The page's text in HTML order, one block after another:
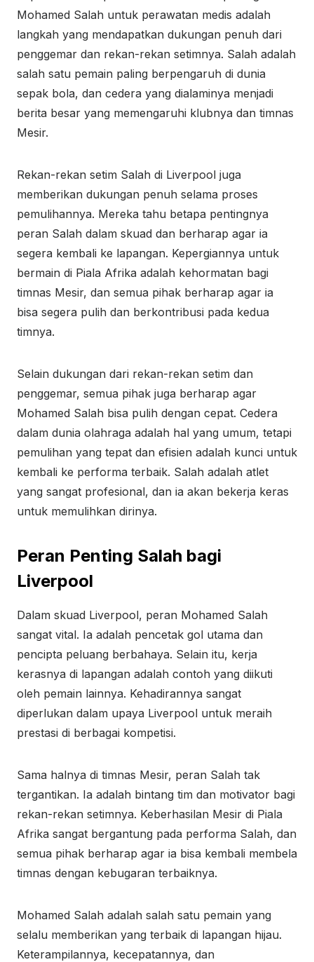
Mohamed Salah untuk perawatan medis adalah
langkah yang mendapatkan dukungan penuh dari
penggemar dan rekan-rekan setimnya. Salah adalah
salah satu pemain paling berpengaruh di dunia
sepak bola, dan cedera yang dialaminya menjadi
berita besar yang memengaruhi klubnya dan timnas
Mesir.
Rekan-rekan setim Salah di Liverpool juga
memberikan dukungan penuh selama proses
pemulihannya. Mereka tahu betapa pentingnya
peran Salah dalam skuad dan berharap agar ia
segera kembali ke lapangan. Kepergiannya untuk
bermain di Piala Afrika adalah kehormatan bagi
timnas Mesir, dan semua pihak berharap agar ia
bisa segera pulih dan berkontribusi pada kedua
timnya.
Selain dukungan dari rekan-rekan setim dan
penggemar, semua pihak juga berharap agar
Mohamed Salah bisa pulih dengan cepat. Cedera
dalam dunia olahraga adalah hal yang umum, tetapi
pemulihan yang tepat dan efisien adalah kunci untuk
kembali ke performa terbaik. Salah adalah atlet
yang sangat profesional, dan ia akan bekerja keras
untuk memulihkan dirinya.
Peran Penting Salah bagi
Liverpool
Dalam skuad Liverpool, peran Mohamed Salah
sangat vital. Ia adalah pencetak gol utama dan
pencipta peluang berbahaya. Selain itu, kerja
kerasnya di lapangan adalah contoh yang diikuti
oleh pemain lainnya. Kehadirannya sangat
diperlukan dalam upaya Liverpool untuk meraih
prestasi di berbagai kompetisi.
Sama halnya di timnas Mesir, peran Salah tak
tergantikan. Ia adalah bintang tim dan motivator bagi
rekan-rekan setimnya. Keberhasilan Mesir di Piala
Afrika sangat bergantung pada performa Salah, dan
semua pihak berharap agar ia bisa kembali membela
timnas dengan kebugaran terbaiknya.
Mohamed Salah adalah salah satu pemain yang
selalu memberikan yang terbaik di lapangan hijau.
Keterampilannya, kecepatannya, dan